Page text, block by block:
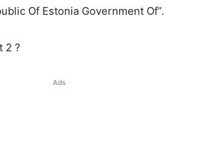
Of Estonia Government Of”.
2 ?
Ads